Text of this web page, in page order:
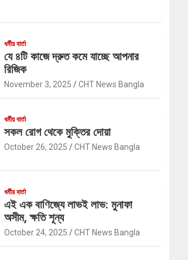
ধর্মীয় বার্তা
যে ৪টি কাজে দ্রুত কমে যাচ্ছে আপনার
রিজিক
November 3, 2025 CHT News Bangla
ধর্মীয় বার্তা
সকল রোগ থেকে মুক্তির দোয়া
October 26, 2025 CHT News Bangla
ধর্মীয় বার্তা
এই এক বাণিজ্যে লাভই লাভ: মুনাফা
অসীম, ক্ষতি শূন্য
October 24, 2025 CHT News Bangla